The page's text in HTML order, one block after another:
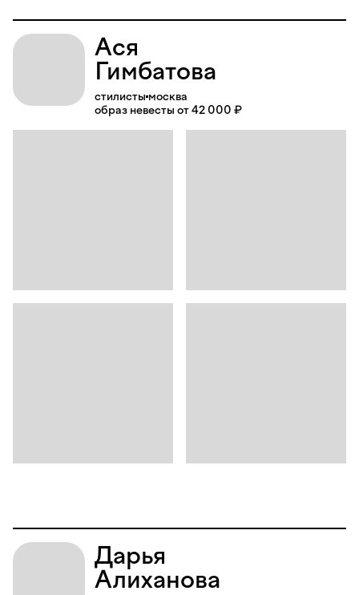
Ася
Гимбатова
стилисты москва
образ невесты от 42 000 ₽
Дарья
Алиханова